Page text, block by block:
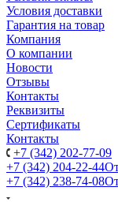
Условия доставки
Гарантия на товар
Компания
О компании
Новости
Отзывы
Контакты
Реквизиты
Сертификаты
Контакты
+7 (342) 202-77-09
+7 (342) 204-22-44
+7 (342) 238-74-08